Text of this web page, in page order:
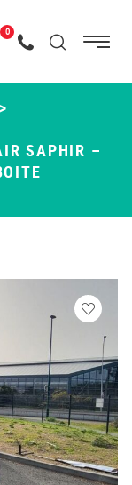
Passer
contenu
Menu
principal
Menu
Recherche
0
>
SAPHIR –
Veuillez
vous